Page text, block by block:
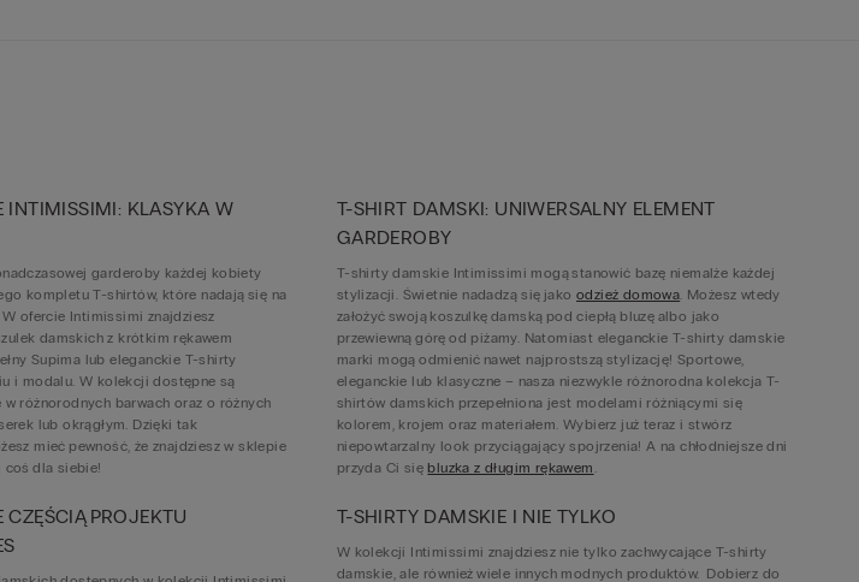
INTIMISSIMI: KLASYKA W
garderoby każdej kobiety
kompletu T-shirtów, które nadają się na
ofercie Intimissimi znajdziesz
damskich z krótkim rękawem
Supima lub eleganckie T-shirty
i modalu. W kolekcji dostępne są
różnorodnych barwach oraz o różnych
lub okrągłym. Dzięki tak
mieć pewność, że znajdziesz w sklepie
dla siebie!
T-SHIRT DAMSKI: UNIWERSALNY ELEMENT
GARDEROBY
T-shirty damskie Intimissimi mogą stanowić bazę niemalże każdej
stylizacji. Świetnie nadadzą się jakoodzież domowa. Możesz wtedy
założyć swoją koszulkę damską pod ciepłą bluzę albo jako
przewiewną górę od piżamy. Natomiast eleganckie T-shirty damskie
marki mogą odmienić nawet najprostszą stylizację! Sportowe,
eleganckie lub klasyczne – nasza niezwykle różnorodna kolekcja T-
shirtów damskich przepełniona jest modelami różniącymi się
kolorem, krojem oraz materiałem. Wybierz już teraz i stwórz
niepowtarzalny look przyciągający spojrzenia! A na chłodniejsze dni
przyda Ci siębluzka z długim rękawem .
PROJEKTU
T-SHIRTY DAMSKIE I NIE TYLKO
W kolekcji Intimissimi znajdziesz nie tylko zachwycające T-shirty
damskie, ale również wiele innych modnych produktów. Dobierz do